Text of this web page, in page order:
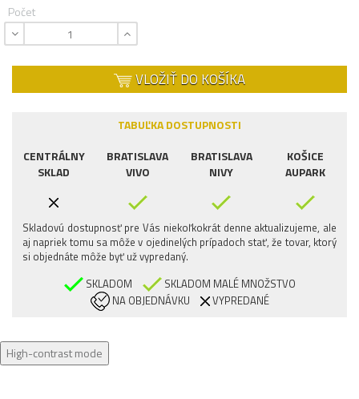
Počet
VLOŽIŤ DO KOŠÍKA
TABUĽKA DOSTUPNOSTI
CENTRÁLNY
SKLAD
BRATISLAVA
VIVO
BRATISLAVA
NIVY
KOŠICE
AUPARK
Skladovú dostupnosť pre Vás niekoľkokrát denne aktualizujeme, ale
aj napriek tomu sa môže v ojedinelých prípadoch stať, že tovar, ktorý
si objednáte môže byť už vypredaný.
SKLADOM
SKLADOM MALÉ MNOŽSTVO
NA OBJEDNÁVKU
VYPREDANÉ
High-contrast mode